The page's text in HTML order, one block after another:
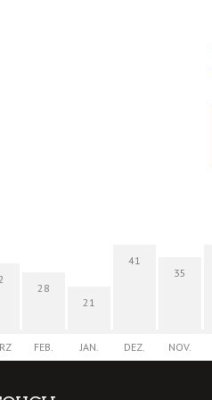
28
FEB.
21
JAN.
41
DEZ.
35
NOV.